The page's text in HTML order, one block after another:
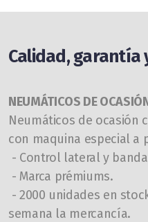
Calidad, garantía
NEUMÁTICOS DE
Neumáticos de ocasión
con maquina especial a
- Control lateral y
- Marca prémiums.
- 2000 unidades en
semana la mercancía.